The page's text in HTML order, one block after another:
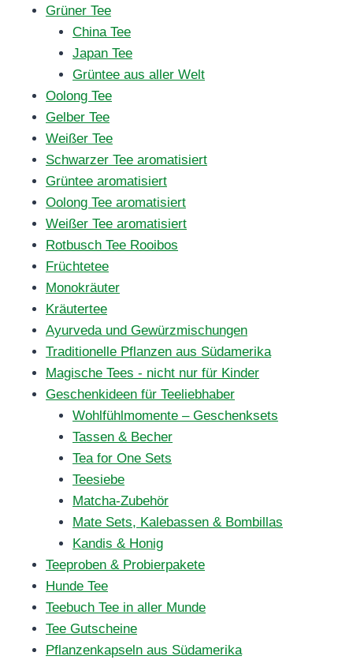
Grüner Tee
China Tee
Japan Tee
Grüntee aus aller Welt
Oolong Tee
Gelber Tee
Weißer Tee
Schwarzer Tee aromatisiert
Grüntee aromatisiert
Oolong Tee aromatisiert
Weißer Tee aromatisiert
Rotbusch Tee Rooibos
Früchtetee
Monokräuter
Kräutertee
Ayurveda und Gewürzmischungen
Traditionelle Pflanzen aus Südamerika
Magische Tees - nicht nur für Kinder
Geschenkideen für Teeliebhaber
Wohlfühlmomente – Geschenksets
Tassen & Becher
Tea for One Sets
Teesiebe
Matcha-Zubehör
Mate Sets, Kalebassen & Bombillas
Kandis & Honig
Teeproben & Probierpakete
Hunde Tee
Teebuch Tee in aller Munde
Tee Gutscheine
Pflanzenkapseln aus Südamerika